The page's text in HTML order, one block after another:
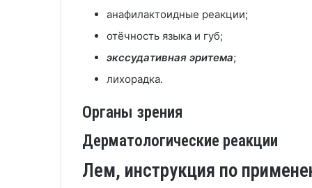
анафилактоидные реакции;
отёчность языка и губ;
экссудативная эритема;
лихорадка.
Органы зрения
Дерматологические реакции
Лем, инструкция по